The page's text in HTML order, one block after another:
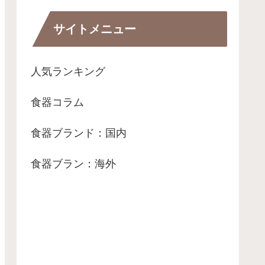
シカルな「ボストン...
サイトメニュー
人気ランキング
食器コラム
食器ブランド：国内
食器ブラン：海外